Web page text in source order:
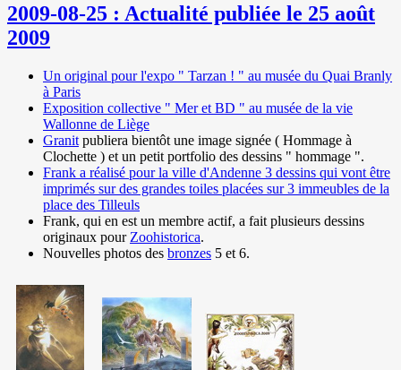
2009-08-25 : Actualité publiée le 25 août
2009
Un original pour l'expo " Tarzan ! " au musée du Quai Branly
à Paris
Exposition collective " Mer et BD " au musée de la vie
Wallonne de Liège
Granit publiera bientôt une image signée ( Hommage à
Clochette ) et un petit portfolio des dessins " hommage ".
Frank a réalisé pour la ville d'Andenne 3 dessins qui vont être
imprimés sur des grandes toiles placées sur 3 immeubles de la
place des Tilleuls
Frank, qui en est un membre actif, a fait plusieurs dessins
originaux pour Zoohistorica.
Nouvelles photos des bronzes 5 et 6.